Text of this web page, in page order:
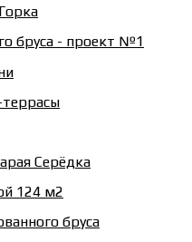
бруса - проект №1
Серёдка
124 м2
бруса